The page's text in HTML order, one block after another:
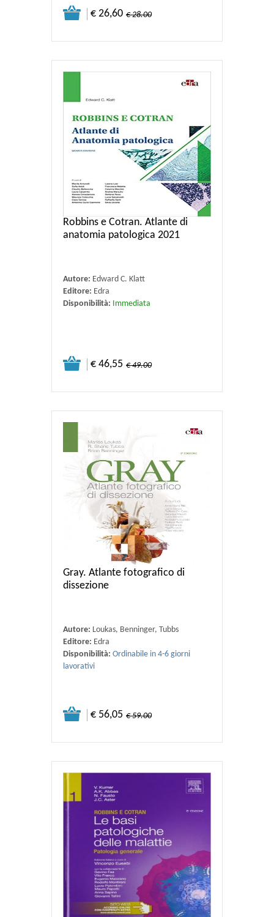
€ 26,60 € 28.00
Robbins e Cotran. Atlante di
anatomia patologica 2021
Autore: Edward C. Klatt
Editore: Edra
Disponibilità: Immediata
€ 46,55 € 49.00
Gray. Atlante fotografico di
dissezione
Autore: Loukas, Benninger, Tubbs
Editore: Edra
Disponibilità: Ordinabile in 4-6 giorni
lavorativi
€ 56,05 € 59.00